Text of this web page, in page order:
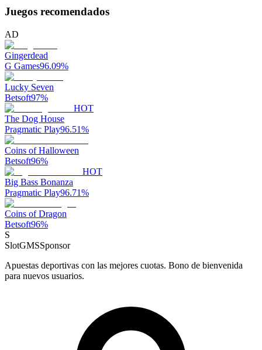
Juegos recomendados
AD
Gingerdead
G Games96.09%
Lucky Seven
Betsoft97%
HOT
The Dog House
Pragmatic Play96.51%
Coins of Halloween
Betsoft96%
HOT
Big Bass Bonanza
Pragmatic Play96.71%
Coins of Dragon
Betsoft96%
S
SlotGMSSponsor
Apuestas deportivas con las mejores cuotas. Bono de bienvenida
para nuevos usuarios.